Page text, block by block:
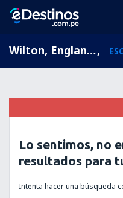
Wilton, England, Reino Unido,
Lo sentimos, no
resultados para
Intenta hacer una búsqueda